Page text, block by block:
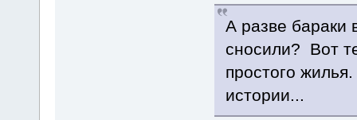
А разве бараки
сносили? Вот
простого
истории...